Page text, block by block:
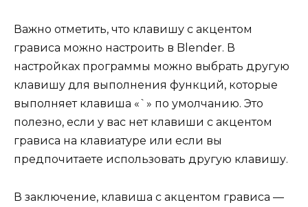
Важно отметить, что клавишу с акцентом
грависа можно настроить в Blender. В
настройках программы можно выбрать другую
клавишу для выполнения функций, которые
выполняет клавиша «`» по умолчанию. Это
полезно, если у вас нет клавиши с акцентом
грависа на клавиатуре или если вы
предпочитаете использовать другую клавишу.
В заключение, клавиша с акцентом грависа —